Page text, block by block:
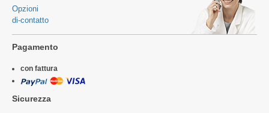
Opzioni
di-contatto
Pagamento
con fattura
Sicurezza